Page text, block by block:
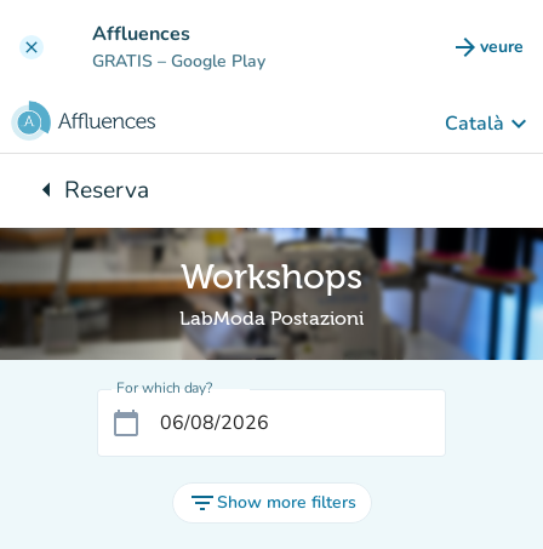
clear Affluences
GRATIS – Google Play arrow_forward veure
(new
Català keyboard_arrow_down
arrow_leftBack to:
Reserva
Workshops
LabModa Postazioni
For which day?
calendar_today
filter_listShow more filters